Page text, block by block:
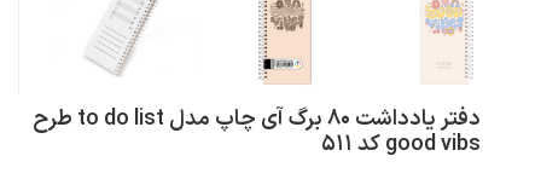
دفتر یادداشت 80 برگ آی چاپ مدل to do list طرح
good vibs کد 511